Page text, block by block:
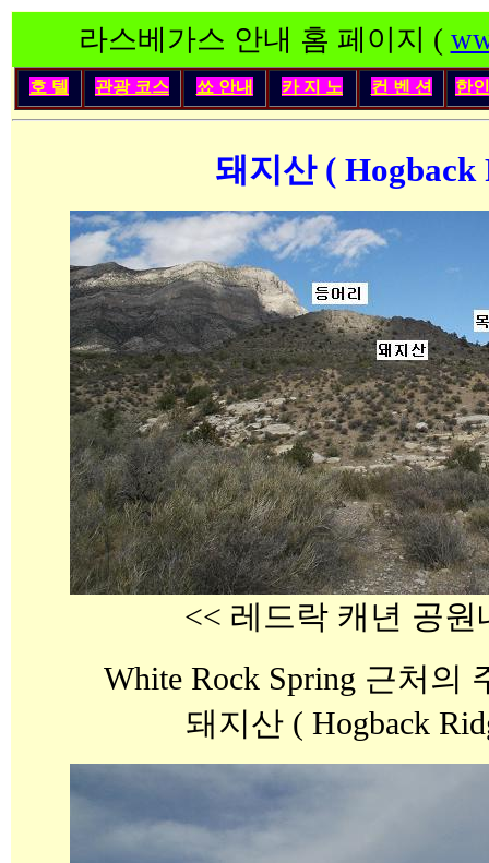
라스베가스 안내 홈 페이지 (
호 텔 관광 코스 쑈 안내 카 지 노 컨 벤 션 한인
돼지산 ( Hogback
<< 레드락 캐년 공원
White Rock Spring 근처의
돼지산 ( Hogback